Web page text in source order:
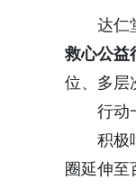
达仁
救心公益
位、多层
行动
积极
圈延伸至